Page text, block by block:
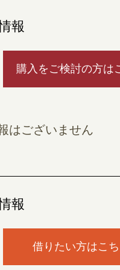
報
購入をご検討の方は
はございません
報
借りたい方はこち